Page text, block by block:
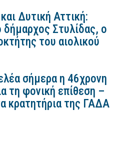
Δυτική Αττική:
Στυλίδας, ο
του αιολικού
σήμερα η 46χρονη
τη φονική επίθεση –
κρατητήρια της ΓΑΔΑ